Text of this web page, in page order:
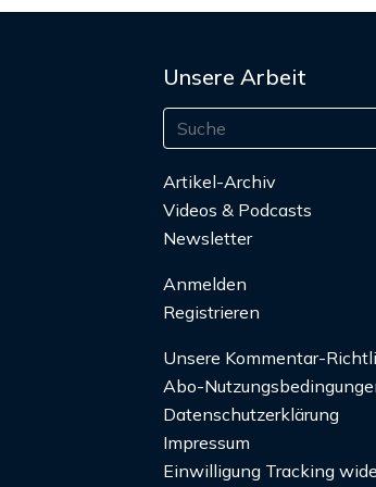
Unsere Arbeit
Artikel-Archiv
Videos & Podcasts
Newsletter
Anmelden
Registrieren
Unsere Kommentar-
Abo-
Datenschutzerklärung
Impressum
Einwilligung Tracking